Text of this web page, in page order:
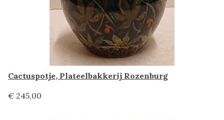
Cactuspotje, Plateelbakkerij Rozenburg
€ 245,00